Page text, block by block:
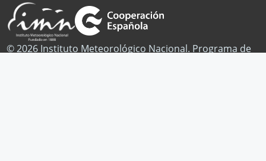
© 2026 Instituto Meteorológico Nacional. Programa de